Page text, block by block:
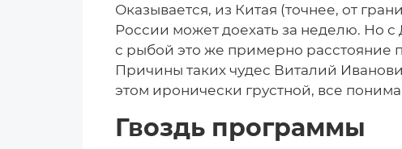
Оказывается, из Китая (точнее, от
России может доехать за неделю. Но
с рыбой это же примерно расстояние
Причины таких чудес Виталий
этом иронически грустной, все
Гвоздь программы